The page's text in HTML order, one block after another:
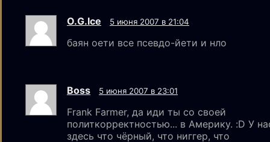
O.G.Ice 5 июня 2007 в 21:04
баян оети все псевдо-йети и нло
Boss 5 июня 2007 в 23:01
Frank Farmer, да иди ты со своей
политкорректностью... в Америку. :D У
здесь что чёрный, что ниггер, что